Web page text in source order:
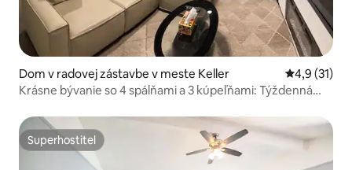
Dom v radovej zástavbe v meste Keller Priemerné
4,9 (31)
Krásne bývanie so 4 spálňami a 3 kúpeľňami: Týždenná
Superhostiteľ
Superhostiteľ